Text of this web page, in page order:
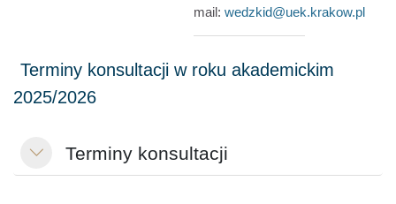
mail:wedzkid@uek.krakow.pl
MinimalizujTerminy konsultacji